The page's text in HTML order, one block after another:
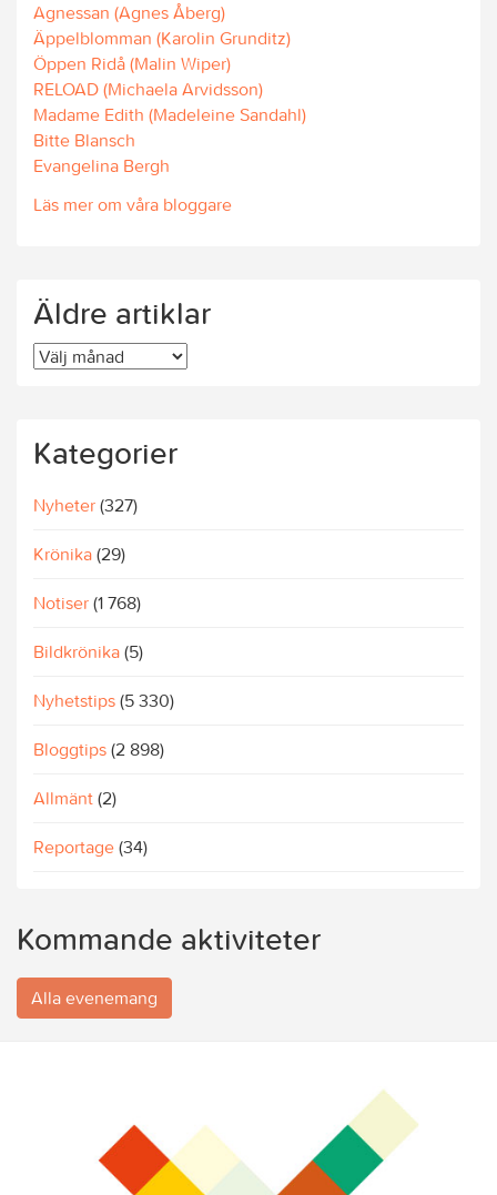
Agnessan (Agnes Åberg)
Äppelblomman (Karolin Grunditz)
Öppen Ridå (Malin Wiper)
RELOAD (Michaela Arvidsson)
Madame Edith (Madeleine Sandahl)
Bitte Blansch
Evangelina Bergh
Läs mer om våra bloggare
Äldre artiklar
Äldre
Kategorier
Nyheter (327)
Krönika (29)
Notiser (1 768)
Bildkrönika (5)
Nyhetstips (5 330)
Bloggtips (2 898)
Allmänt (2)
Reportage (34)
Kommande aktiviteter
Alla evenemang